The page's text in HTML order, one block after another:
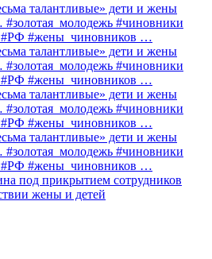
талантливые» дети и жены
#чиновники
#РФ #жены_чиновников …
талантливые» дети и жены
#чиновники
#РФ #жены_чиновников …
талантливые» дети и жены
#чиновники
#РФ #жены_чиновников …
талантливые» дети и жены
#чиновники
#РФ #жены_чиновников …
под прикрытием сотрудников
жены и детей